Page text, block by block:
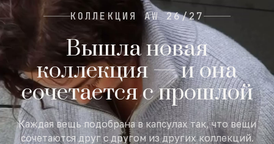
КОЛЛЕКЦИЯ AW 26/27
Вышла новая
коллекция — и она
сочетается с прошлой
Каждая вещь подобрана в капсулах так, что вещи
сочетаются друг с другом из других коллекций.